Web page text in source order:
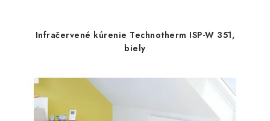
Infračervené kúrenie Technotherm ISP-W 351,
biely